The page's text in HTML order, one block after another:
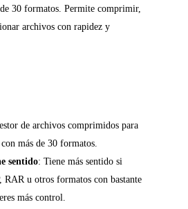
30 formatos. Permite comprimir,
archivos con rapidez y
de archivos comprimidos para
más de 30 formatos.
sentido: Tiene más sentido si
RAR u otros formatos con bastante
más control.